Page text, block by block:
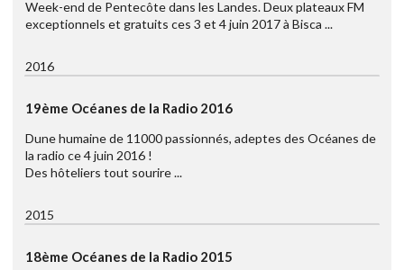
Week-end de Pentecôte dans les Landes. Deux plateaux FM
exceptionnels et gratuits ces 3 et 4 juin 2017 à Bisca ...
2016
19ème Océanes de la Radio 2016
Dune humaine de 11000 passionnés, adeptes des Océanes de
la radio ce 4 juin 2016 !
Des hôteliers tout sourire ...
2015
18ème Océanes de la Radio 2015